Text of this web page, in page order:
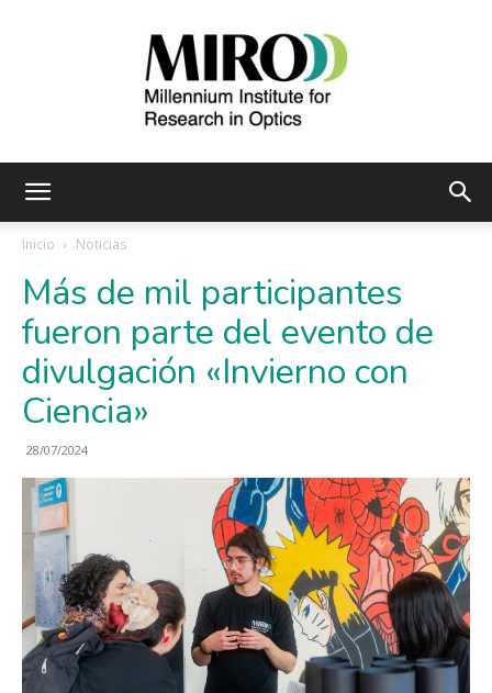
Milenio
Investigación
en
Inicio Noticias
Más de mil participantes
fueron parte del evento de
divulgación «Invierno con
Ciencia»
28/07/2024